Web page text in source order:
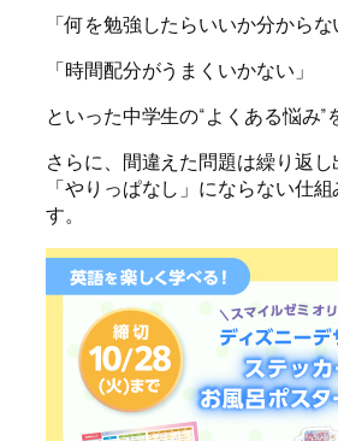
「何を勉強したらいいか分からな
「時間配分がうまくいかない」
といった中学生の“よくある悩み”
さらに、間違えた問題は繰り返し
「やりっぱなし」にならない仕
す。